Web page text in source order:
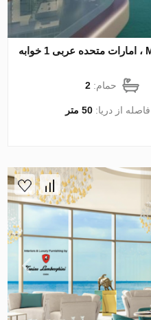
آپارتمان در Maritime City، Dubai ، امارات متحده عربی 1 خوابه
حمام:2
فاصله از دریا:50 متر